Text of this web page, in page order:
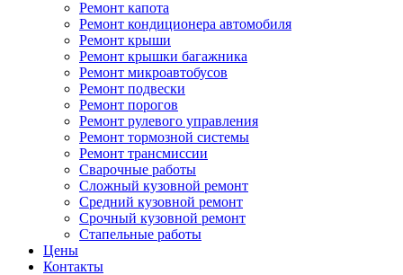
Ремонт капота
Ремонт кондиционера автомобиля
Ремонт крыши
Ремонт крышки багажника
Ремонт микроавтобусов
Ремонт подвески
Ремонт порогов
Ремонт рулевого управления
Ремонт тормозной системы
Ремонт трансмиссии
Сварочные работы
Сложный кузовной ремонт
Средний кузовной ремонт
Срочный кузовной ремонт
Стапельные работы
Цены
Контакты